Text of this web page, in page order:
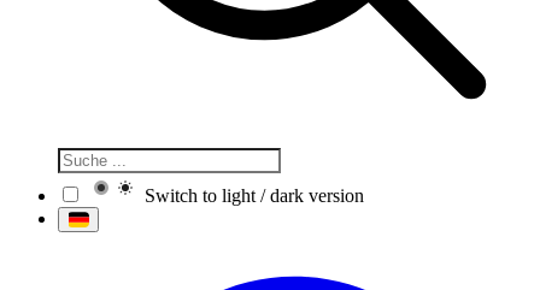
Switch to light / dark version